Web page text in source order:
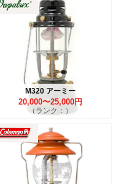
M320 アーミー
20,000〜25,000円
（ランク：）